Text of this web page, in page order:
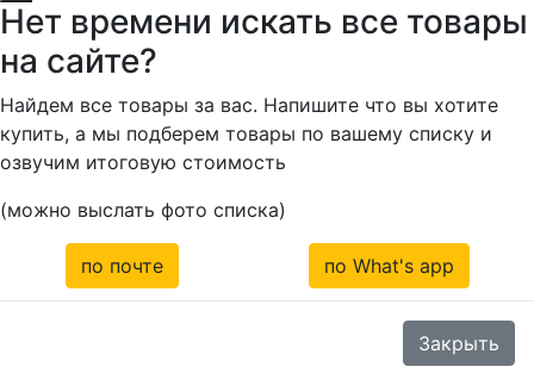
Нет времени искать все товары
на сайте?
Найдем все товары за вас. Напишите что вы хотите
купить, а мы подберем товары по вашему списку и
озвучим итоговую стоимость
(можно выслать фото списка)
по почте по What's app
Закрыть